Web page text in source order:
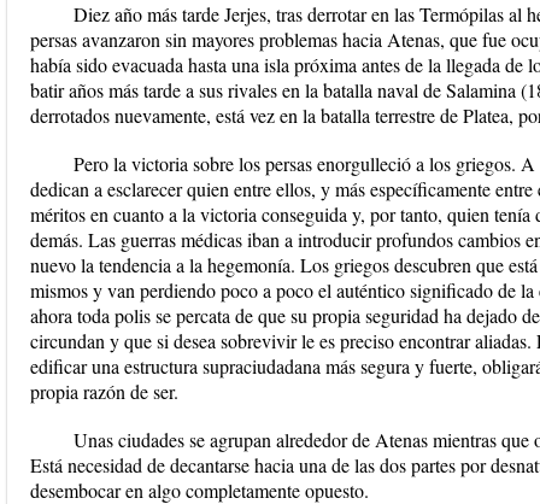
Diez año más tarde Jerjes, tras derrotar en las Termópilas al
persas avanzaron sin mayores problemas hacia Atenas, que fue
había sido evacuada hasta una isla próxima antes de la llegada de
batir años más tarde a sus rivales en la batalla naval de Salamina
derrotados nuevamente, está vez en la batalla terrestre de Platea,
Pero la victoria sobre los persas enorgulleció a los griegos.
dedican a esclarecer quien entre ellos, y más específicamente
méritos en cuanto a la victoria conseguida y, por tanto, quien tenía
demás. Las guerras médicas iban a introducir profundos cambios
nuevo la tendencia a la hegemonía. Los griegos descubren que
mismos y van perdiendo poco a poco el auténtico significado de
ahora toda polis se percata de que su propia seguridad ha dejado
circundan y que si desea sobrevivir le es preciso encontrar
edificar una estructura supraciudadana más segura y fuerte,
propia razón de ser.
Unas ciudades se agrupan alrededor de Atenas mientras
Está necesidad de decantarse hacia una de las dos partes por
desembocar en algo completamente opuesto.